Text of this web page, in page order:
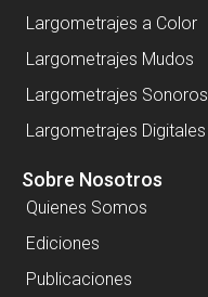
Largometrajes a Color
Largometrajes Mudos
Largometrajes Sonoros
Largometrajes Digitales
Sobre Nosotros
Quienes Somos
Ediciones
Publicaciones